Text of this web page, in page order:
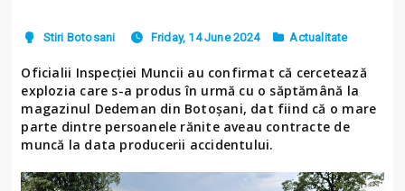
Stiri Botosani Friday, 14 June 2024 Actualitate
Oficialii Inspecției Muncii au confirmat că cercetează
explozia care s-a produs în urmă cu o săptămână la
magazinul Dedeman din Botoșani, dat fiind că o mare
parte dintre persoanele rănite aveau contracte de
muncă la data producerii accidentului.